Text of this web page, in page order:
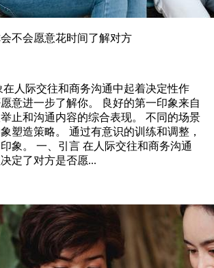
不会愿意花时间了解对方
人际交往和商务沟通中起着决定性作
意进一步了解你。 良好的第一印象来自
止和沟通内容的综合表现。 不同的场景
塑造策略。 通过有意识的训练和调整，
象。 一、引言 在人际交往和商务沟通
定了对方是否愿...